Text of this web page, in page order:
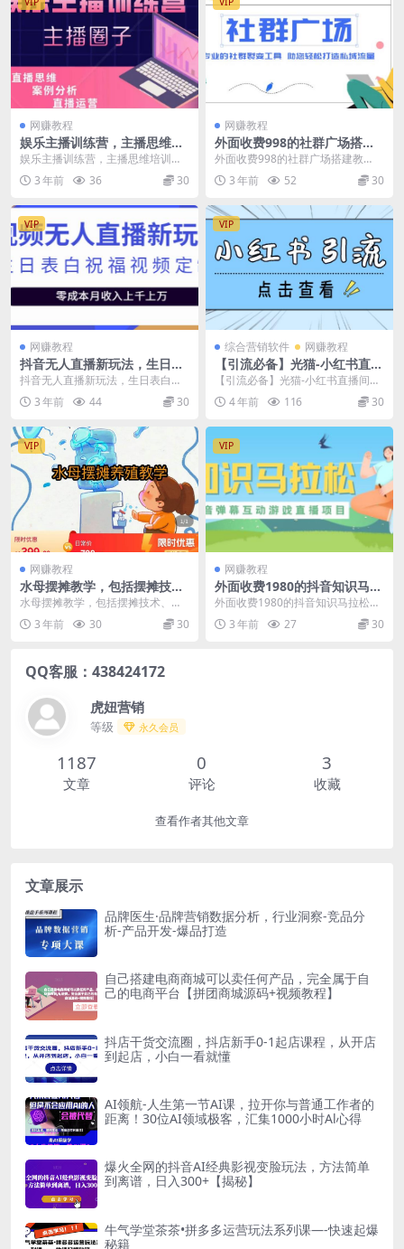
网赚教程
娱乐主播训练营，主播思维培
训，直播思维+案例分析+直播
娱乐主播训练营，主播思维培训，
直播思维+案例分析+直播运营 本课
程无冒泡网赚水印...
3 年前 36 30
网赚教程
外面收费998的社群广场搭建
教程，引流裂变自动化，助您
轻松打造私域流量【源码+教
程】
外面收费998的社群广场搭建教
程，引流裂变自动化，助您轻松打
造私域流量【源码+教...
3 年前 52 30
VIP
网赚教程
抖音无人直播新玩法，生日表
白祝福2.0版本，一单利润10-
20元【附模板+软件+教程】
抖音无人直播新玩法，生日表白祝
福2.0版本，一单利润10-20元【附
模板+软件+...
3 年前 44 30
VIP
综合营销软件 网赚教程
【引流必备】光猫-小红书直播
间引流【永久脚本+详细教
程】
【引流必备】光猫-小红书直播间引
流【永久脚本+详细教程】 光猫小
红书手机引流： ...
4 年前 116 30
VIP
网赚教程
水母摆摊教学，包括摆摊技
术、养殖技术、拿货渠道、抖
音运营等
水母摆摊教学，包括摆摊技术、养
殖技术、拿货渠道、抖音运营等 讲
师简介 致力于水母...
3 年前 30 30
VIP
网赚教程
外面收费1980的抖音知识马拉
松直播项目，可虚拟人直播，
抖音报白，实时互动直播【软
件+教程】
外面收费1980的抖音知识马拉松直
播项目，可虚拟人直播，抖音报
白，实时互动直播【...
3 年前 27 30
QQ客服：438424172
虎妞营销
等级 永久会员
1187
文章
0
评论
3
收藏
查看作者其他文章
文章展示
品牌医生·品牌营销数据分析，行业洞察-竞品分
析-产品开发-爆品打造
自己搭建电商商城可以卖任何产品，完全属于自
己的电商平台【拼团商城源码+视频教程】
抖店干货交流圈，抖店新手0-1起店课程，从开店
到起店，小白一看就懂
AI领航-人生第一节AI课，拉开你与普通工作者的
距离！30位AI领域极客，汇集1000小时Al心得
爆火全网的抖音AI经典影视变脸玩法，方法简单
到离谱，日入300+【揭秘】
牛气学堂茶茶•拼多多运营玩法系列课—-快速起爆
秘籍